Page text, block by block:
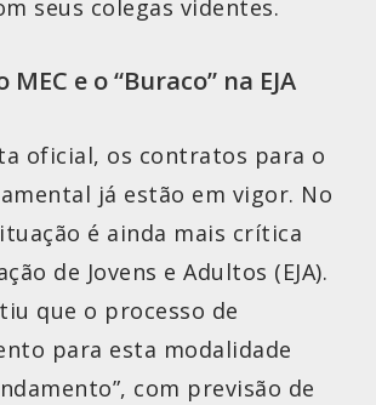
seus colegas videntes.
MEC e o “Buraco” na EJA
oficial, os contratos para o
já estão em vigor. No
é ainda mais crítica
de Jovens e Adultos (EJA).
que o processo de
para esta modalidade
com previsão de